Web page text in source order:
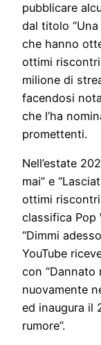
pubblicare
dal titolo “Una
che hanno
ottimi riscontri
milione di
facendosi
che l’ha
promettenti.
Nell’estate
mai” e
ottimi riscontri
classifica Pop
“Dimmi
YouTube
con “Dannato
nuovamente
ed inaugura il
rumore”.